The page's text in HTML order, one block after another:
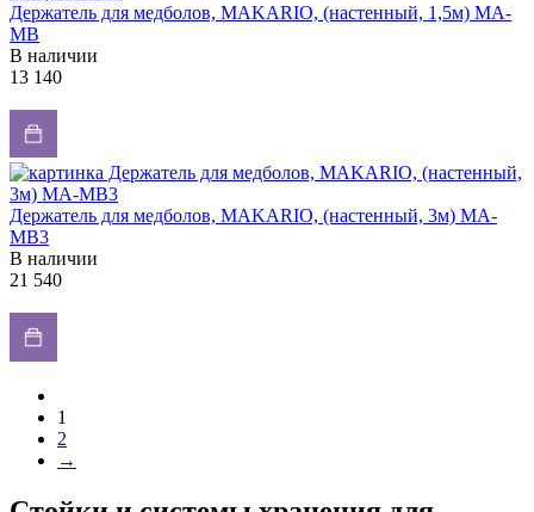
Держатель для медболов, MAKARIO, (настенный, 1,5м) MA-
МB
В наличии
13 140
Держатель для медболов, MAKARIO, (настенный, 3м) MA-
МB3
В наличии
21 540
1
2
→